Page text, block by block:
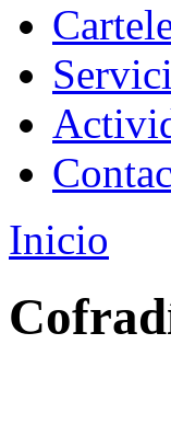
Inicio